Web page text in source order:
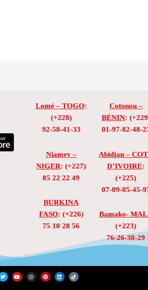
Lomé – TOGO:
(+228)
92-58-41-33
Niamey –
NIGER: (+227)
85 22 22 49
BURKINA
FASO: (+226)
75 10 28 56
Cotonou –
BÉNIN:
01-97-82-48-
Abidjan –
D’IVOIRE:
(+225)
07-09-05-45-
Bamako-
(+223)
76-26-38-29
T
w
i
Y
o
u
I
n
s
P
i
n
L
i
n
T
i
k